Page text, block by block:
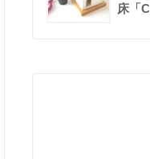
床「